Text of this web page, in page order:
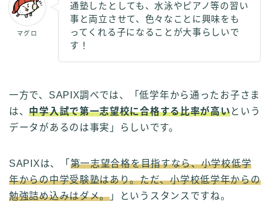
マグロ
通塾したとしても、水泳やピアノ等の習い
事と両立させて、色々なことに興味をも
ってくれる子になることが大事らしいで
す！
一方で、SAPIX調べでは、「低学年から通ったお子さま
は、中学入試で第一志望校に合格する比率が高いという
データがあるのは事実」らしいです。
SAPIXは、「 第一志望合格を目指すなら、小学校低学
年からの中学受験塾はあり。ただ、小学校低学年からの
勉強詰め込みはダメ。 」というスタンスですね。